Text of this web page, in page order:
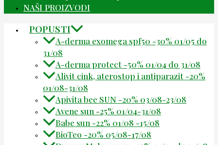
NAŠI PROIZVODI
POPUSTI
A-derma exomega spf50 -30% 01/05 do
31/08
A-derma protect -50% 01/04 do 31/08
Alivit cink, aterostop i antiparazit -20%
01/08-31/08
Apivita bee SUN -20% 03/08-23/08
Avene sun -25% 01/04-31/08
Babe sun -22% 01/08 -15/08
BioTeo -20% 05/08-17/08